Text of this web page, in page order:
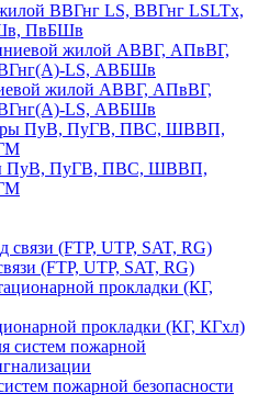
ВВГнг LS, ВВГнг LSLTx,
ПвБШв
жилой АВВГ, АПвВГ,
LS, АВБШв
ПуВ, ПуГВ, ПВС, ШВВП,
(FTP, UTP, SAT, RG)
прокладки (КГ, КГхл)
пожарной безопасности